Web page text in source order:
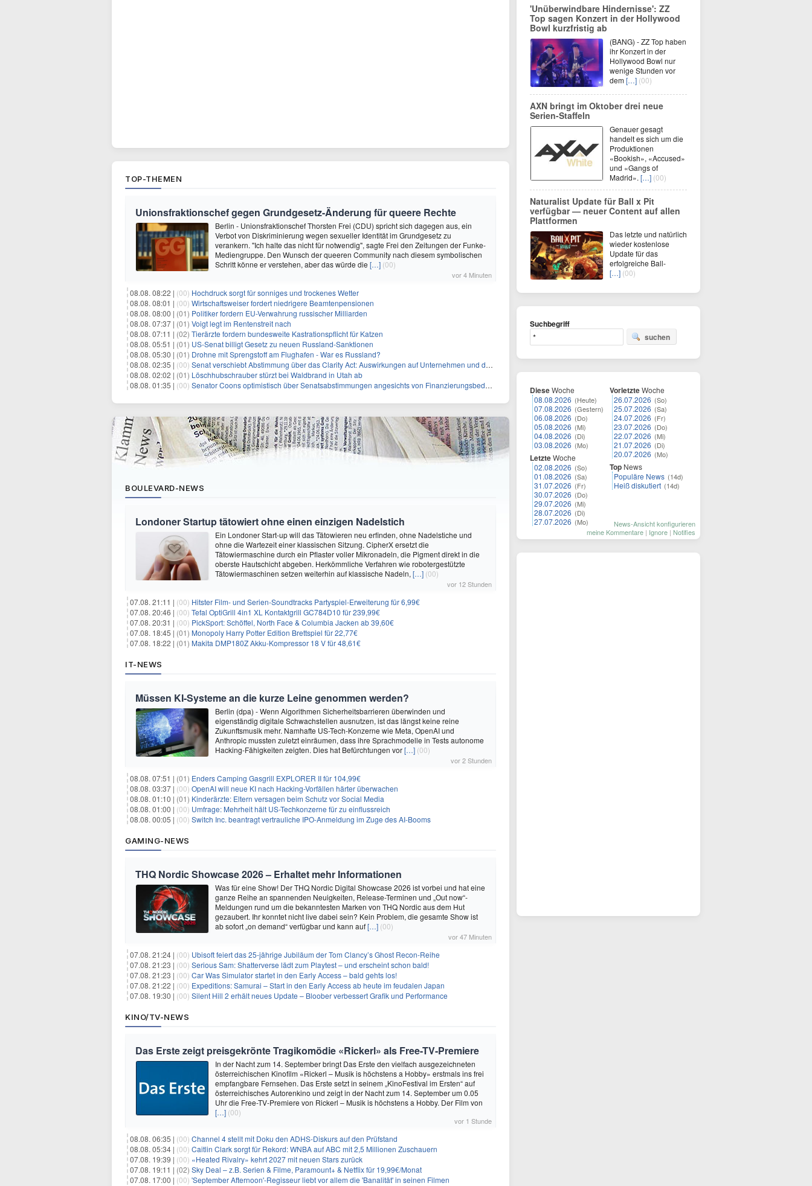
TOP-THEMEN
Unionsfraktionschef gegen Grundgesetz-Änderung für queere Rechte
Berlin - Unionsfraktionschef Thorsten Frei (CDU) spricht sich dagegen aus, ein
Verbot von Diskriminierung wegen sexueller Identität im Grundgesetz zu
verankern. "Ich halte das nicht für notwendig", sagte Frei den Zeitungen der Funke-
Mediengruppe. Den Wunsch der queeren Community nach diesem symbolischen
Schritt könne er verstehen, aber das würde die […] (00)
vor 4 Minuten
08.08. 08:22 | (00) Hochdruck sorgt für sonniges und trockenes Wetter
08.08. 08:01 | (00) Wirtschaftsweiser fordert niedrigere Beamtenpensionen
08.08. 08:00 | (01) Politiker fordern EU-Verwahrung russischer Milliarden
08.08. 07:37 | (01) Voigt legt im Rentenstreit nach
08.08. 07:11 | (02) Tierärzte fordern bundesweite Kastrationspflicht für Katzen
08.08. 05:51 | (01) US-Senat billigt Gesetz zu neuen Russland-Sanktionen
08.08. 05:30 | (01) Drohne mit Sprengstoff am Flughafen - War es Russland?
08.08. 02:35 | (00) Senat verschiebt Abstimmung über das Clarity Act: Auswirkungen auf Unternehmen und das Vertrauen der Investoren
08.08. 02:02 | (01) Löschhubschrauber stürzt bei Waldbrand in Utah ab
08.08. 01:35 | (00) Senator Coons optimistisch über Senatsabstimmungen angesichts von Finanzierungsbedenken
BOULEVARD-NEWS
Londoner Startup tätowiert ohne einen einzigen Nadelstich
Ein Londoner Start-up will das Tätowieren neu erfinden, ohne Nadelstiche und
ohne die Wartezeit einer klassischen Sitzung. CipherX ersetzt die
Tätowiermaschine durch ein Pflaster voller Mikronadeln, die Pigment direkt in die
oberste Hautschicht abgeben. Herkömmliche Verfahren wie robotergestützte
Tätowiermaschinen setzen weiterhin auf klassische Nadeln, […] (00)
vor 12 Stunden
07.08. 21:11 | (00) Hitster Film- und Serien-Soundtracks Partyspiel-Erweiterung für 6,99€
07.08. 20:46 | (00) Tefal OptiGrill 4in1 XL Kontaktgrill GC784D10 für 239,99€
07.08. 20:31 | (00) PickSport: Schöffel, North Face & Columbia Jacken ab 39,60€
07.08. 18:45 | (01) Monopoly Harry Potter Edition Brettspiel für 22,77€
07.08. 18:22 | (01) Makita DMP180Z Akku-Kompressor 18 V für 48,61€
IT-NEWS
Müssen KI-Systeme an die kurze Leine genommen werden?
Berlin (dpa) - Wenn Algorithmen Sicherheitsbarrieren überwinden und
eigenständig digitale Schwachstellen ausnutzen, ist das längst keine reine
Zukunftsmusik mehr. Namhafte US-Tech-Konzerne wie Meta, OpenAI und
Anthropic mussten zuletzt einräumen, dass ihre Sprachmodelle in Tests autonome
Hacking-Fähigkeiten zeigten. Dies hat Befürchtungen vor[…] (00)
vor 2 Stunden
08.08. 07:51 | (01) Enders Camping Gasgrill EXPLORER II für 104,99€
08.08. 03:37 | (00) OpenAI will neue KI nach Hacking-Vorfällen härter überwachen
08.08. 01:10 | (01) Kinderärzte: Eltern versagen beim Schutz vor Social Media
08.08. 01:00 | (00) Umfrage: Mehrheit hält US-Techkonzerne für zu einflussreich
08.08. 00:05 | (00) Switch Inc. beantragt vertrauliche IPO-Anmeldung im Zuge des AI-Booms
GAMING-NEWS
THQ Nordic Showcase 2026 – Erhaltet mehr Informationen
Was für eine Show! Der THQ Nordic Digital Showcase 2026 ist vorbei und hat eine
ganze Reihe an spannenden Neuigkeiten, Release-Terminen und „Out now“-
Meldungen rund um die bekanntesten Marken von THQ Nordic aus dem Hut
gezaubert. Ihr konntet nicht live dabei sein? Kein Problem, die gesamte Show ist
ab sofort „on demand“ verfügbar und kann auf[…] (00)
vor 47 Minuten
07.08. 21:24 | (00) Ubisoft feiert das 25-jährige Jubiläum der Tom Clancy’s Ghost Recon-Reihe
07.08. 21:23 | (00) Serious Sam: Shatterverse lädt zum Playtest – und erscheint schon bald!
07.08. 21:23 | (00) Car Was Simulator startet in den Early Access – bald gehts los!
07.08. 21:22 | (00) Expeditions: Samurai – Start in den Early Access ab heute im feudalen Japan
07.08. 19:30 | (00) Silent Hill 2 erhält neues Update – Bloober verbessert Grafik und Performance
KINO/TV-NEWS
Das Erste zeigt preisgekrönte Tragikomödie «Rickerl» als Free-TV-Premiere
In der Nacht zum 14. September bringt Das Erste den vielfach ausgezeichneten
österreichischen Kinofilm «Rickerl – Musik is höchstens a Hobby» erstmals ins frei
empfangbare Fernsehen. Das Erste setzt in seinem „KinoFestival im Ersten“ auf
österreichisches Autorenkino und zeigt in der Nacht zum 14. September um 0.05
Uhr die Free-TV-Premiere von Rickerl – Musik is höchstens a Hobby. Der Film von
[…] (00)
vor 1 Stunde
08.08. 06:35 | (00) Channel 4 stellt mit Doku den ADHS-Diskurs auf den Prüfstand
08.08. 05:34 | (00) Caitlin Clark sorgt für Rekord: WNBA auf ABC mit 2,5 Millionen Zuschauern
07.08. 19:39 | (00) «Heated Rivalry» kehrt 2027 mit neuen Stars zurück
07.08. 19:11 | (02) Sky Deal – z.B. Serien & Filme, Paramount+ & Netflix für 19,99€/Monat
07.08. 17:00 | (00) 'September Afternoon'-Regisseur liebt vor allem die 'Banalität' in seinen Filmen
'Unüberwindbare Hindernisse': ZZ
Top sagen Konzert in der Hollywood
Bowl kurzfristig ab
(BANG) - ZZ Top haben
ihr Konzert in der
Hollywood Bowl nur
wenige Stunden vor
dem[…] (00)
AXN bringt im Oktober drei neue
Serien-Staffeln
Genauer gesagt
handelt es sich um die
Produktionen
«Bookish», «Accused»
und «Gangs of
Madrid». […] (00)
Naturalist Update für Ball x Pit
verfügbar — neuer Content auf allen
Plattformen
Das letzte und natürlich
wieder kostenlose
Update für das
erfolgreiche Ball-
[…] (00)
Suchbegriff
suchen
DieseWoche
08.08.2026 (Heute)
07.08.2026 (Gestern)
06.08.2026 (Do)
05.08.2026 (Mi)
04.08.2026 (Di)
03.08.2026 (Mo)
LetzteWoche
02.08.2026 (So)
01.08.2026 (Sa)
31.07.2026 (Fr)
30.07.2026 (Do)
29.07.2026 (Mi)
28.07.2026 (Di)
27.07.2026 (Mo)
VorletzteWoche
26.07.2026 (So)
25.07.2026 (Sa)
24.07.2026 (Fr)
23.07.2026 (Do)
22.07.2026 (Mi)
21.07.2026 (Di)
20.07.2026 (Mo)
Top News
Populäre News (14d)
Heiß diskutiert (14d)
News-Ansicht konfigurieren
meine Kommentare | Ignore | Notifies